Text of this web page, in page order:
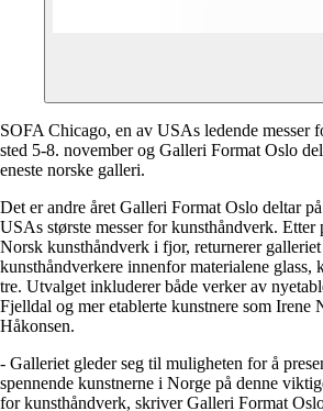
SOFA Chicago, en av USAs ledende messer
sted 5-8. november og Galleri Format Oslo
eneste norske galleri.
Det er andre året Galleri Format Oslo deltar
USAs største messer for kunsthåndverk. Etter
Norsk kunsthåndverk i fjor, returnerer
kunsthåndverkere innenfor materialene glass,
tre. Utvalget inkluderer både verker av
Fjelldal og mer etablerte kunstnere som Irene
Håkonsen.
- Galleriet gleder seg til muligheten for å
spennende kunstnerne i Norge på denne
for kunsthåndverk, skriver Galleri Format